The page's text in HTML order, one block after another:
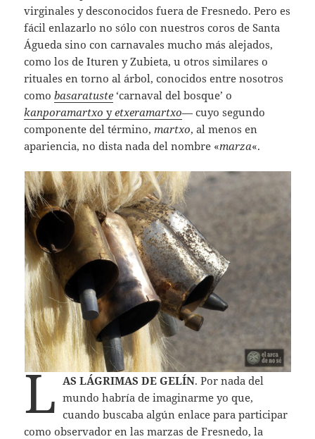
virginales y desconocidos fuera de Fresnedo. Pero es
fácil enlazarlo no sólo con nuestros coros de Santa
Águeda sino con carnavales mucho más alejados,
como los de Ituren y Zubieta, u otros similares o
rituales en torno al árbol, conocidos entre nosotros
comobasaratuste ‘carnaval del bosque’ o
kanporamartxoyetxeramartxo— cuyo segundo
componente del término, martxo, al menos en
apariencia, no dista nada del nombre «marza«.
L AS LÁGRIMAS DE GELÍN. Por nada del
mundo habría de imaginarme yo que,
cuando buscaba algún enlace para participar
como observador en las marzas de Fresnedo, la